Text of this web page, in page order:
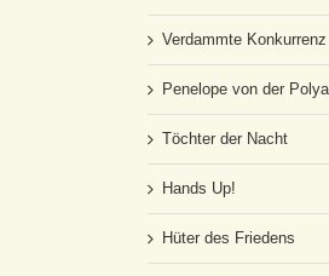
Verdammte Konkurrenz
Penelope von der
Töchter der Nacht
Hands Up!
Hüter des Friedens